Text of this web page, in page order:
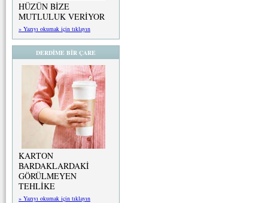
HÜZÜN BİZE
MUTLULUK VERİYOR
» Yazıyı okumak için tıklayın
DERDİME BİR ÇARE
KARTON
BARDAKLARDAKİ
GÖRÜLMEYEN
TEHLİKE
» Yazıyı okumak için tıklayın